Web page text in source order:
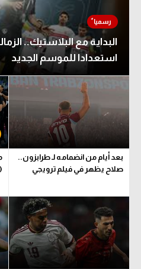
استعدادا للموسم الجديد
بعد أيام من انضمامه لـ طرابزون..
صلاح يظهر في فيلم ترويجي
(22) الدنمارك.. الشوط الثاني